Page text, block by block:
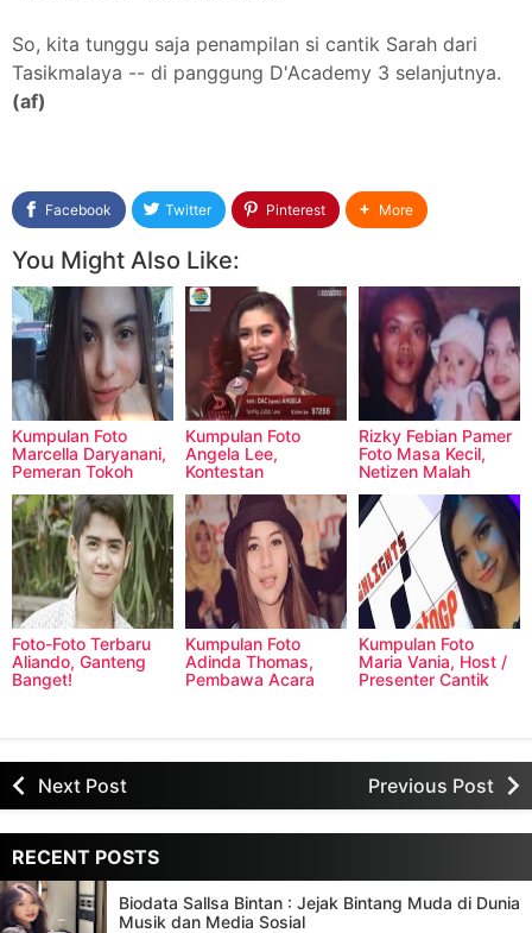
So, kita tunggu saja penampilan si cantik Sarah dari
Tasikmalaya -- di panggung D'Academy 3 selanjutnya.
(af)
Facebook Twitter Pinterest More
You Might Also Like:
Kumpulan Foto
Marcella Daryanani,
Pemeran Tokoh
Anak Jalanan
Kumpulan Foto
Angela Lee,
Kontestan
Celebrity Indosiar
Rizky Febian Pamer
Foto Masa Kecil,
Netizen Malah
Foto-Foto Terbaru
Aliando, Ganteng
Banget!
Kumpulan Foto
Adinda Thomas,
Pembawa Acara
Kumpulan Foto
Maria Vania, Host /
Presenter Cantik
Next Post Previous Post
RECENT POSTS
Biodata Sallsa Bintan : Jejak Bintang Muda di Dunia
Musik dan Media Sosial